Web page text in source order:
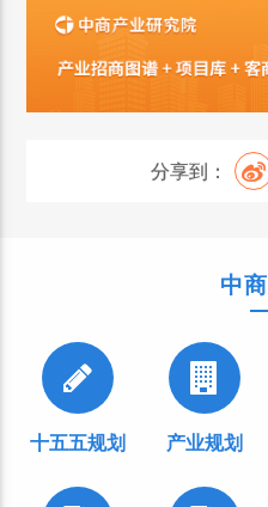
分享到：
中
十五五规划 产业规划